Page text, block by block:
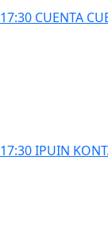
17:30 CUENTA
17:30 IPUIN